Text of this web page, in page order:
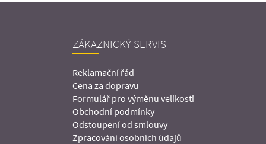
ZÁKAZNICKÝ SERVIS
Reklamační řád
Cena za dopravu
Formulář pro výměnu velikosti
Obchodní podmínky
Odstoupení od smlouvy
Zpracování osobních údajů